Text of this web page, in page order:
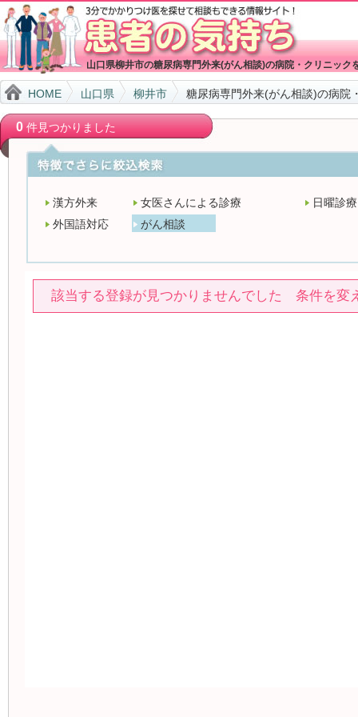
山口県柳井市の糖尿病専門外来(がん相談)の病院・クリニック
HOME 山口県 柳井市 糖尿病専門外来(がん相談)の病院
0件見つかりました
漢方外来 女医さんによる診療
日曜診療
外国語対応
がん相談
該当する登録が見つかりませんでした 条件を